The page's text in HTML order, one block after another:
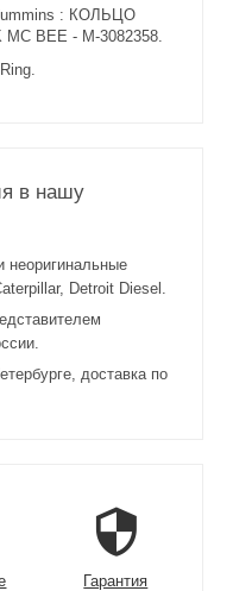
: КОЛЬЦО
BEE - M-3082358.
в нашу
неоригинальные
Detroit Diesel.
доставка по
Гарантия